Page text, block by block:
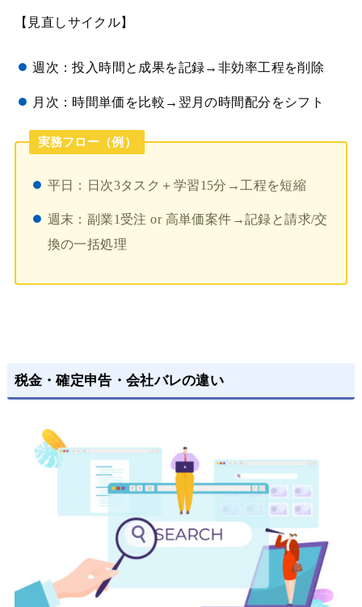
【見直しサイクル】
週次：投入時間と成果を記録→非効率工程を削除
月次：時間単価を比較→翌月の時間配分をシフト
実務フロー（例）
平日：日次3タスク＋学習15分→工程を短縮
週末：副業1受注 or 高単価案件→記録と請求/交
換の一括処理
税金・確定申告・会社バレの違い